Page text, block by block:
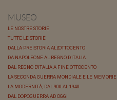
MUSEO
LE NOSTRE STORIE
TUTTE LE STORIE
DALLA PREISTORIA ALL'OTTOCENTO
DA NAPOLEONE AL REGNO D'ITALIA
DAL REGNO D'ITALIA A FINE OTTOCENTO
LA SECONDA GUERRA MONDIALE E LE MEMORIE
LA MODERNITÀ, DAL 900 AL 1940
DAL DOPOGUERRA AD OGGI